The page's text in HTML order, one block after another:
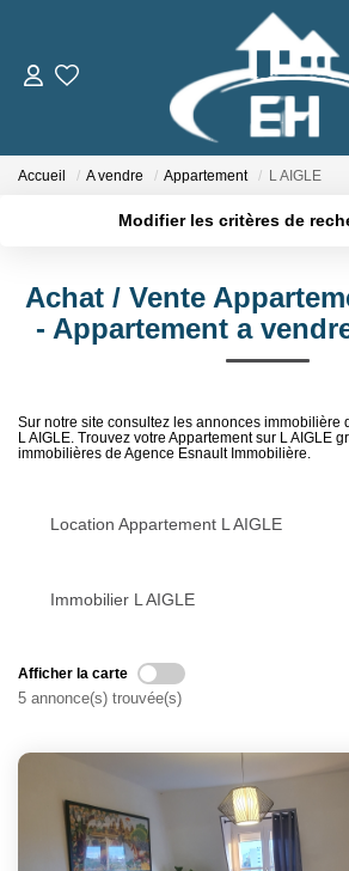
ACHETER
Gestion Locative
NOTRE
EXTRANET
Accueil A vendre Appartement L AIGLE
Modifier les critères de
Sélectionnez...
Type de bien
Surface
Créer une alerte
Achat / Vente
- Appartement a
Sur notre site consultez les annonces immobilière
L AIGLE. Trouvez votre Appartement sur L AIGLE
immobilières de Agence Esnault Immobilière.
Location Appartement L AIGLE
Immobilier L AIGLE
Afficher la carte
5 annonce(s) trouvée(s)